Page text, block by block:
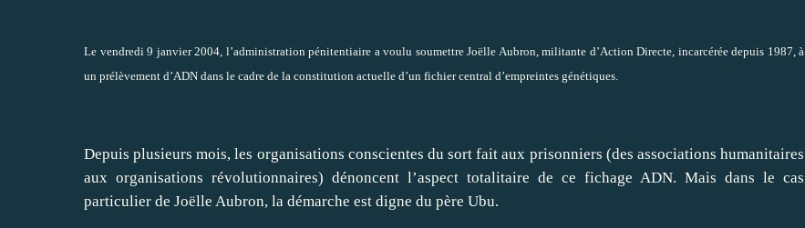
Le vendredi 9 janvier 2004, l’administration pénitentiaire a voulu soumettre Joëlle Aubron, militante d’Action Directe, incarcérée depuis 1987, à
un prélèvement d’ADN dans le cadre de la constitution actuelle d’un fichier central d’empreintes génétiques.
Depuis plusieurs mois, les organisations conscientes du sort fait aux prisonniers (des associations humanitaires
aux organisations révolutionnaires) dénoncent l’aspect totalitaire de ce fichage ADN. Mais dans le cas
particulier de Joëlle Aubron, la démarche est digne du père Ubu.